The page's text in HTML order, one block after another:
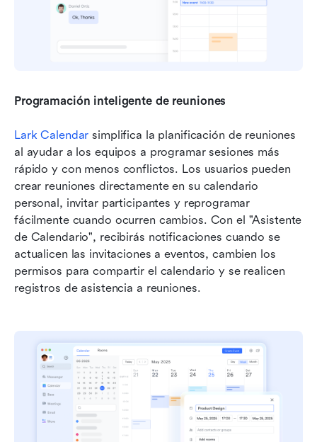
Programación inteligente de reuniones
Lark Calendar simplifica la planificación de reuniones
al ayudar a los equipos a programar sesiones más
rápido y con menos conflictos. Los usuarios pueden
crear reuniones directamente en su calendario
personal, invitar participantes y reprogramar
fácilmente cuando ocurren cambios. Con el "Asistente
de Calendario", recibirás notificaciones cuando se
actualicen las invitaciones a eventos, cambien los
permisos para compartir el calendario y se realicen
registros de asistencia a reuniones.